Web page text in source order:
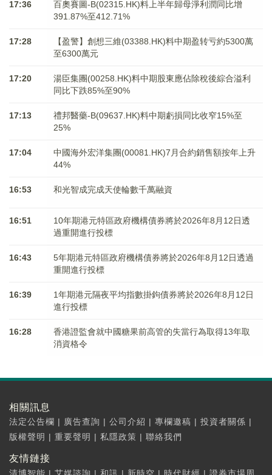
17:36
百奧賽圖-B(02315.HK)料上半年歸母淨利潤同比增
391.87%至412.71%
17:28
【盈警】創想三維(03388.HK)料中期盈转亏約5300萬
至6300萬元
17:20
湯臣集團(00258.HK)料中期股東應佔除稅後綜合溢利
同比下跌85%至90%
17:13
禮邦醫藥-B(09637.HK)料中期虧損同比收窄15%至
25%
17:04
中國海外宏洋集團(00081.HK)7月合約銷售額按年上升
44%
16:53 和光智成完成天使輪數千萬融資
16:51
10年期港元特區政府機構債券將於2026年8月12日透
過重開進行投標
16:43
5年期港元特區政府機構債券將於2026年8月12日透過
重開進行投標
16:39
1年期港元隔夜平均指數掛鉤債券將於2026年8月12日
進行投標
16:28
香港證監會就中國糖果前高管的失當行為取得13年取
消資格令
相關訊息
法定公告欄 | 廣告查詢 | 公司介紹 | 專欄邀稿 | 投資者關係 |
版權聲明 | 重要聲明 | 私隱政策 | 聯絡我們
友情鏈接
清博智能 | 艾媒諮詢 | 和訊 | 新時空 | 時代財經 | 證券市場周